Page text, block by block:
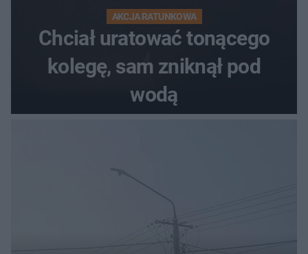
AKCJA RATUNKOWA
Chciał uratować tonącego
kolegę, sam zniknął pod
wodą